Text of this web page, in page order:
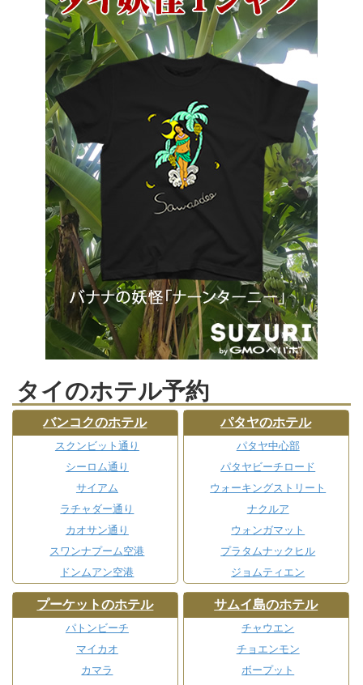
タイのホテル予約
バンコクのホテル
スクンビット通り
シーロム通り
サイアム
ラチャダー通り
カオサン通り
スワンナプーム空港
ドンムアン空港
パタヤのホテル
パタヤ中心部
パタヤビーチロード
ウォーキングストリート
ナクルア
ウォンガマット
プラタムナックヒル
ジョムティエン
プーケットのホテル
パトンビーチ
マイカオ
カマラ
サムイ島のホテル
チャウエン
チョエンモン
ボープット